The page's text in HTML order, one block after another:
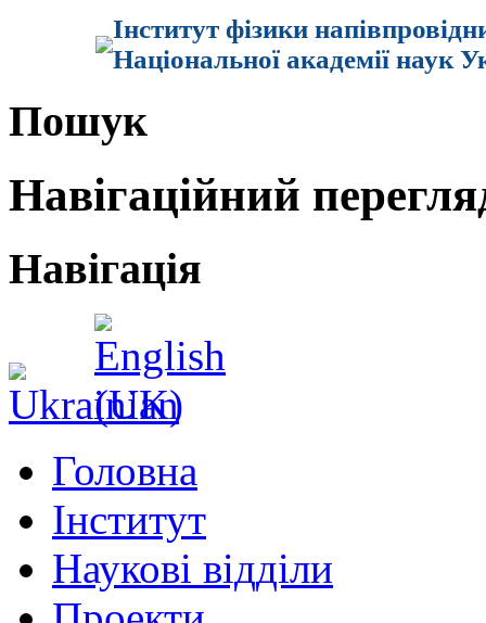
Інститут фізики
Національної академії наук
Пошук
Навігаційний
Навігація
Головна
Інститут
Наукові відділи